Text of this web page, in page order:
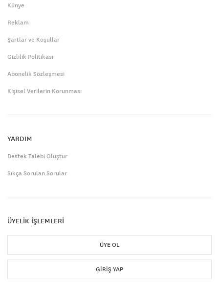
Künye
Reklam
Şartlar ve Koşullar
Gizlilik Politikası
Abonelik Sözleşmesi
Kişisel Verilerin Korunması
YARDIM
Destek Talebi Oluştur
Sıkça Sorulan Sorular
ÜYELİK İŞLEMLERİ
ÜYE OL
GIRIŞ YAP